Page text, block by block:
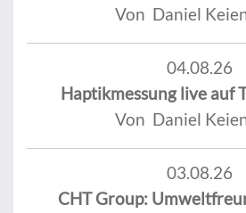
Von Daniel
04.08.26
Haptikmessung live auf
Von Daniel
03.08.26
CHT Group: